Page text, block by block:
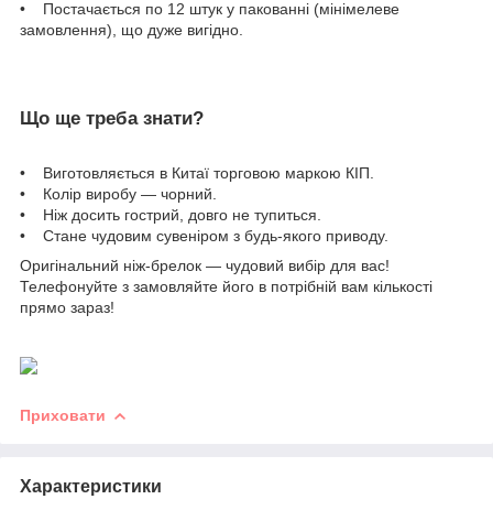
• Постачається по 12 штук у пакованні (мінімелеве
замовлення), що дуже вигідно.
Що ще треба знати?
• Виготовляється в Китаї торговою маркою КІП.
• Колір виробу — чорний.
• Ніж досить гострий, довго не тупиться.
• Стане чудовим сувеніром з будь-якого приводу.
Оригінальний ніж-брелок — чудовий вибір для вас!
Телефонуйте з замовляйте його в потрібній вам кількості
прямо зараз!
Приховати
Характеристики